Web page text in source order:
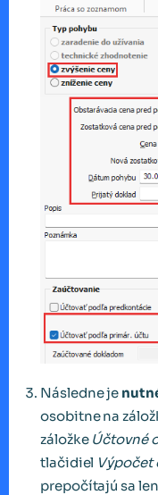
Následne je
osobitne na
záložke Účtovné
tlačidiel Výpočet
prepočítajú sa